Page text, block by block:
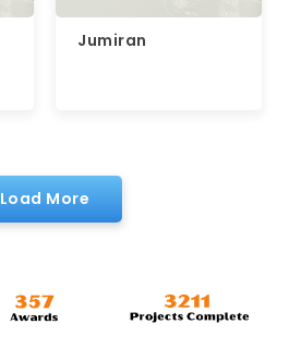
Jumiran
Load More